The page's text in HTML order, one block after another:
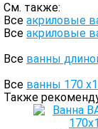
См. также:
Все акриловые
Все акриловые
Все ванны
Все ванны 170
Также